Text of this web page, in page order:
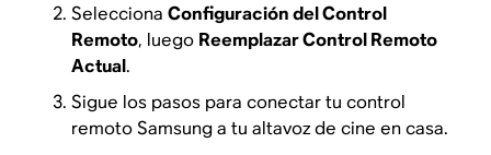
SeleccionaConfiguración del Control
Remoto, luego Reemplazar Control Remoto
Actual.
Sigue los pasos para conectar tu control
remoto Samsung a tu altavoz de cine en casa.